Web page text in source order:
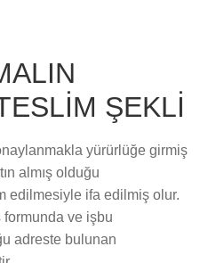
ŞEKLİ
yürürlüğe girmiş
almış olduğu
edilmesiyle ifa edilmiş olur.
formunda ve işbu
adreste bulunan